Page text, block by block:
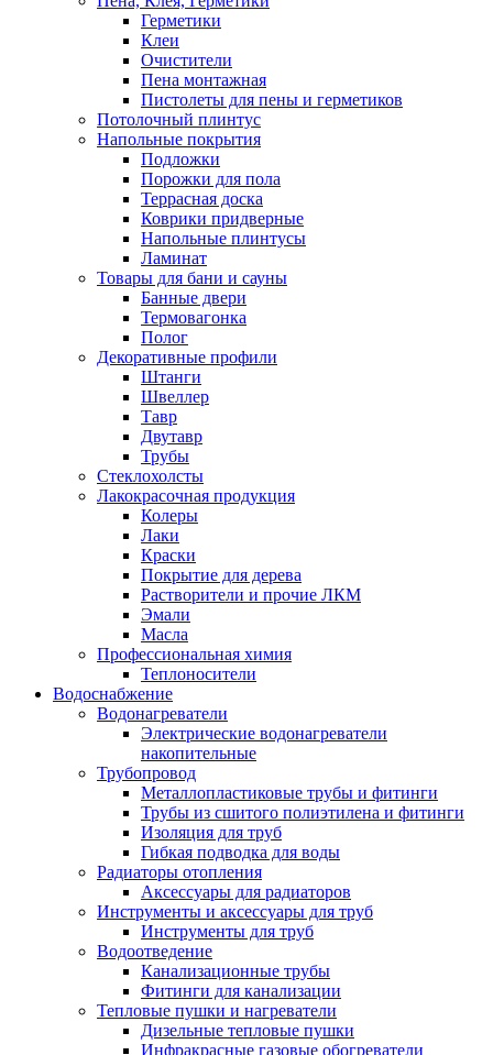
Герметики
Клеи
Очистители
Пена монтажная
Пистолеты для пены и герметиков
Потолочный плинтус
Напольные покрытия
Подложки
Порожки для пола
Террасная доска
Коврики придверные
Напольные плинтусы
Ламинат
Товары для бани и сауны
Банные двери
Термовагонка
Полог
Декоративные профили
Штанги
Швеллер
Тавр
Двутавр
Трубы
Стеклохолсты
Лакокрасочная продукция
Колеры
Лаки
Краски
Покрытие для дерева
Растворители и прочие ЛКМ
Эмали
Масла
Профессиональная химия
Теплоносители
Водоснабжение
Водонагреватели
Электрические водонагреватели
накопительные
Трубопровод
Металлопластиковые трубы и фитинги
Трубы из сшитого полиэтилена и фитинги
Изоляция для труб
Гибкая подводка для воды
Радиаторы отопления
Аксессуары для радиаторов
Инструменты и аксессуары для труб
Инструменты для труб
Водоотведение
Канализационные трубы
Фитинги для канализации
Тепловые пушки и нагреватели
Дизельные тепловые пушки
Инфракрасные газовые обогреватели